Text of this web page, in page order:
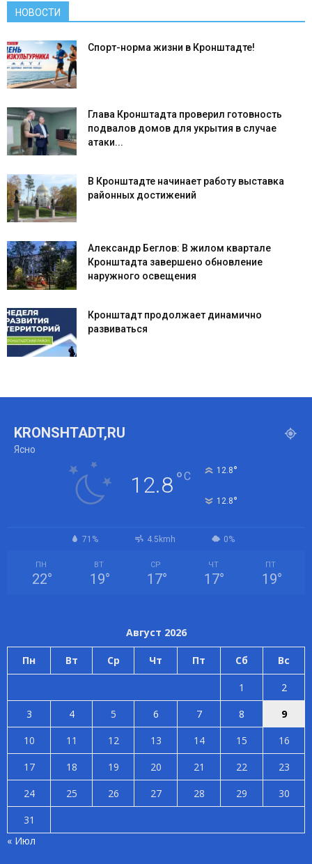
НОВОСТИ
Спорт-норма жизни в Кронштадте!
Глава Кронштадта проверил готовность
подвалов домов для укрытия в случае
атаки...
В Кронштадте начинает работу выставка
районных достижений
Александр Беглов: В жилом квартале
Кронштадта завершено обновление
наружного освещения
Кронштадт продолжает динамично
развиваться
KRONSHTADT,RU
Ясно
12.8°C 12.8°
12.8°
71% 4.5kmh 0%
ПН
22°
ВТ
19°
СР
17°
ЧТ
17°
ПТ
19°
Август 2026
Пн Вт Ср Чт Пт Сб Вс
1
2
3
4 5 6 7 8
9
10
11 12 13 14 15
16
17
18 19 20 21 22
23
24
25 26 27 28 29
30
31
« Июл